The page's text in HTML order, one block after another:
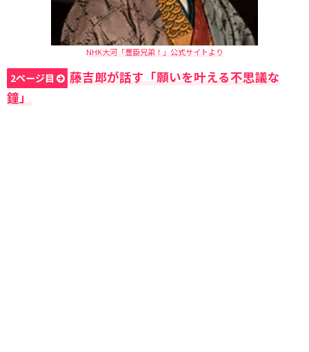
NHK大河「豊臣兄弟！」公式サイトより
2ページ目
藤吉郎が話す「願いを叶える不思議な
鐘」